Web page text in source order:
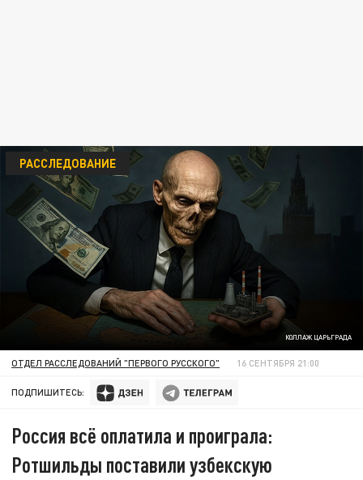
КОЛЛАЖ ЦАРЬГРАДА
РАССЛЕДОВАНИЕ
ОТДЕЛ РАССЛЕДОВАНИЙ "ПЕРВОГО РУССКОГО" 16 СЕНТЯБРЯ 21:00
ПОДПИШИТЕСЬ:
Россия всё оплатила и проиграла:
Ротшильды поставили узбекскую